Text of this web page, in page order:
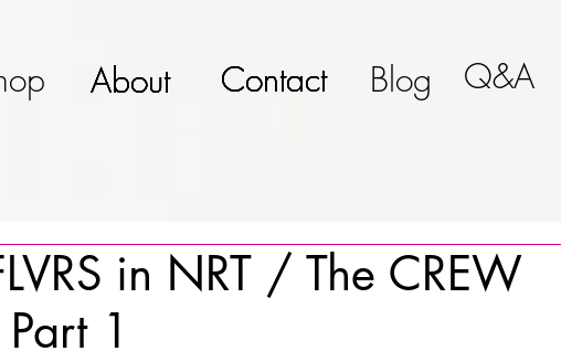
Blog
Contact
About Contact
About
About Contact
About Contact
About Contact Q&A
in NRT / The CREW
1